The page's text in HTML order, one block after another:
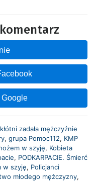
zadała mężczyźnie
, grupa Pomoc112, KMP
w szyję, Kobieta
, PODKARPACIE. Śmierć
w szyję, Policjanci
młodego mężczyzny,